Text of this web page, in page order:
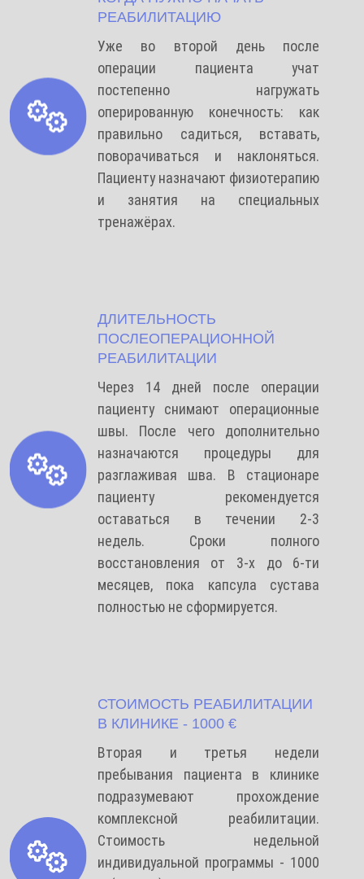
РЕАБИЛИТАЦИЮ
Уже во второй день после
операции пациента учат
постепенно нагружать
оперированную конечность: как
правильно садиться, вставать,
поворачиваться и наклоняться.
Пациенту назначают физиотерапию
и занятия на специальных
тренажёрах.
ДЛИТЕЛЬНОСТЬ
ПОСЛЕОПЕРАЦИОННОЙ
РЕАБИЛИТАЦИИ
Через 14 дней после операции
пациенту снимают операционные
швы. После чего дополнительно
назначаются процедуры для
разглаживая шва. В стационаре
пациенту рекомендуется
оставаться в течении 2-3
недель. Сроки полного
восстановления от 3-х до 6-ти
месяцев, пока капсула сустава
полностью не сформируется.
СТОИМОСТЬ РЕАБИЛИТАЦИИ
В КЛИНИКЕ - 1000 €
Вторая и третья недели
пребывания пациента в клинике
подразумевают прохождение
комплексной реабилитации.
Стоимость недельной
индивидуальной программы - 1000